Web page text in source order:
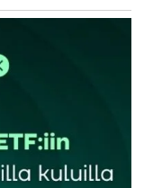
kirjautua